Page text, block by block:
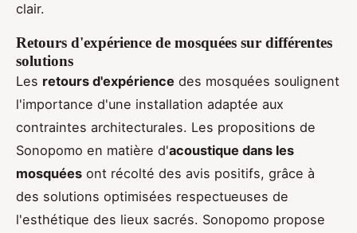
clair.
Retours d'expérience de mosquées sur différentes
solutions
Les retours d'expérience des mosquées soulignent
l'importance d'une installation adaptée aux
contraintes architecturales. Les propositions de
Sonopomo en matière d'acoustique dans les
mosquées ont récolté des avis positifs, grâce à
des solutions optimisées respectueuses de
l'esthétique des lieux sacrés. Sonopomo propose